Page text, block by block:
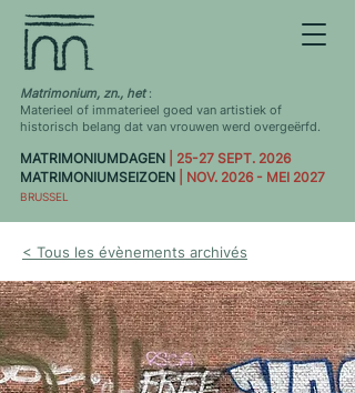
Matrimonium, zn., het :
Materieel of immaterieel goed van artistiek of
historisch belang dat van vrouwen werd overgeërfd.
MATRIMONIUMDAGEN | 25-27 SEPT. 2026
MATRIMONIUMSEIZOEN | NOV. 2026 - MEI 2027
BRUSSEL
< Tous les évènements archivés